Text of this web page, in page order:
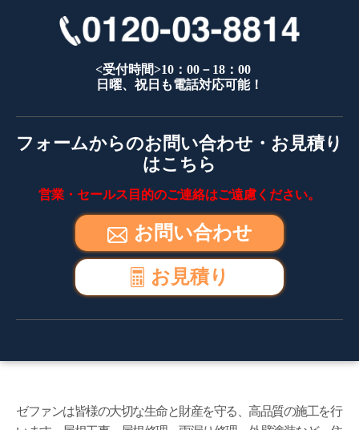
<受付時間>10：00－18：00
日曜、祝日も電話対応可能！
フォームからのお問い合わせ・お見積り
はこちら
営業・セールス目的のご連絡はご遠慮ください。
お問い合わせ
お見積り
ゼファンは皆様の大切な生命と財産を守る、高品質の施工を行